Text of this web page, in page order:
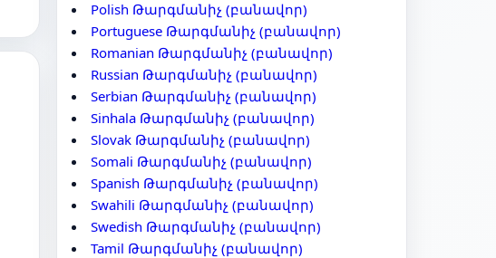
Polish Թարգմանիչ (բանավոր)
Portuguese Թարգմանիչ (բանավոր)
Romanian Թարգմանիչ (բանավոր)
Russian Թարգմանիչ (բանավոր)
Serbian Թարգմանիչ (բանավոր)
Sinhala Թարգմանիչ (բանավոր)
Slovak Թարգմանիչ (բանավոր)
Somali Թարգմանիչ (բանավոր)
Spanish Թարգմանիչ (բանավոր)
Swahili Թարգմանիչ (բանավոր)
Swedish Թարգմանիչ (բանավոր)
Tamil Թարգմանիչ (բանավոր)